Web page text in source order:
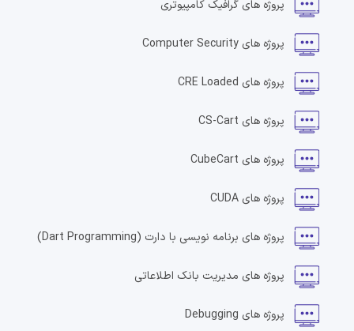
پروژه های گرافیک کامپیوتری
پروژه های Computer Security
پروژه های CRE Loaded
پروژه های CS-Cart
پروژه های CubeCart
پروژه های CUDA
پروژه های برنامه نویسی با دارت (Dart Programming)
پروژه های مدیریت بانک اطلاعاتی
پروژه های Debugging